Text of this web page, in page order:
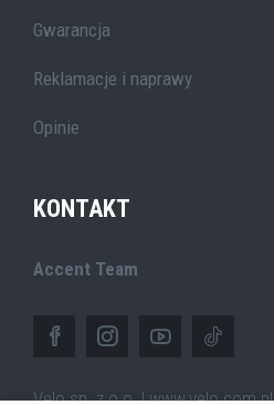
Gwarancja
Reklamacje i naprawy
Opinie
KONTAKT
Accent Team
Velo sp. z o.o. | www.velo.com.pl